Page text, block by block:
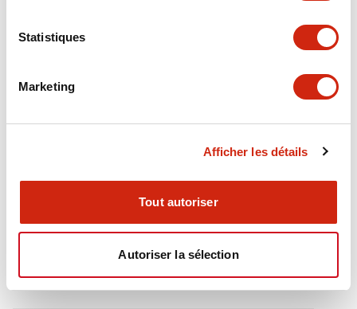
Statistiques
Marketing
Afficher les détails
Tout autoriser
Autoriser la sélection
Functional Specifications
Mounting and Installation Specifications
Documents et fichiers